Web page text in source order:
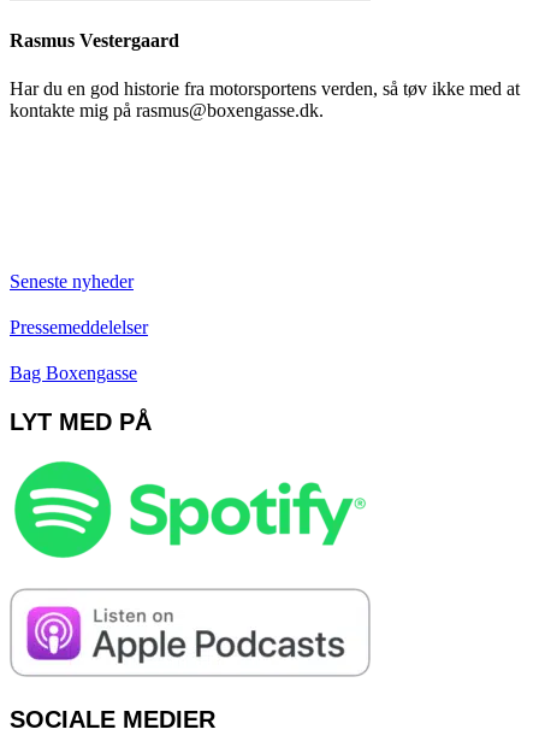
Rasmus Vestergaard
Har du en god historie fra motorsportens verden, så tøv ikke med at
kontakte mig på rasmus@boxengasse.dk.
Seneste nyheder
Pressemeddelelser
Bag Boxengasse
LYT MED PÅ
SOCIALE MEDIER